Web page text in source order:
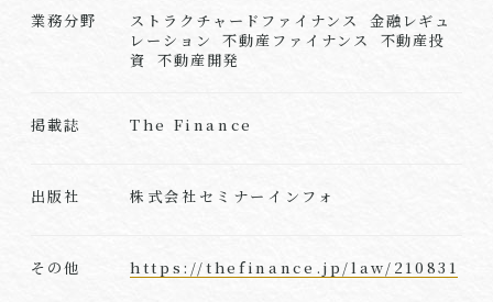
業務分野
ストラクチャードファイナンス 金融レギュ
レーション 不動産ファイナンス 不動産投
資 不動産開発
掲載誌 The Finance
出版社 株式会社セミナーインフォ
その他 https://thefinance.jp/law/210831